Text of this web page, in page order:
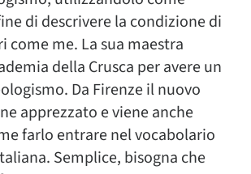
di descrivere la condizione di
me. La sua maestra
della Crusca per avere un
Da Firenze il nuovo
apprezzato e viene anche
farlo entrare nel vocabolario
Semplice, bisogna che